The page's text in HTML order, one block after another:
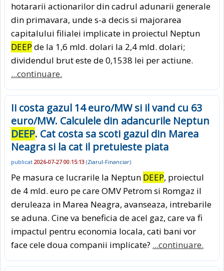
hotararii actionarilor din cadrul adunarii generale
din primavara, unde s-a decis si majorarea
capitalului filialei implicate in proiectul Neptun
DEEP de la 1,6 mld. dolari la 2,4 mld. dolari;
dividendul brut este de 0,1538 lei per actiune.
...continuare.
Ii costa gazul 14 euro/MW si il vand cu 63
euro/MW. Calculele din adancurile Neptun
DEEP. Cat costa sa scoti gazul din Marea
Neagra si la cat il pretuieste piata
publicat 2026-07-27 00:15:13 (Ziarul-Financiar)
Pe masura ce lucrarile la Neptun DEEP, proiectul
de 4 mld. euro pe care OMV Petrom si Romgaz il
deruleaza in Marea Neagra, avanseaza, intrebarile
se aduna. Cine va beneficia de acel gaz, care va fi
impactul pentru economia locala, cati bani vor
face cele doua companii implicate? ...continuare.